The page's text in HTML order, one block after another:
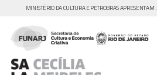
MINISTÉRIO DA CULTURA E PETROBRAS APRESENTAM :